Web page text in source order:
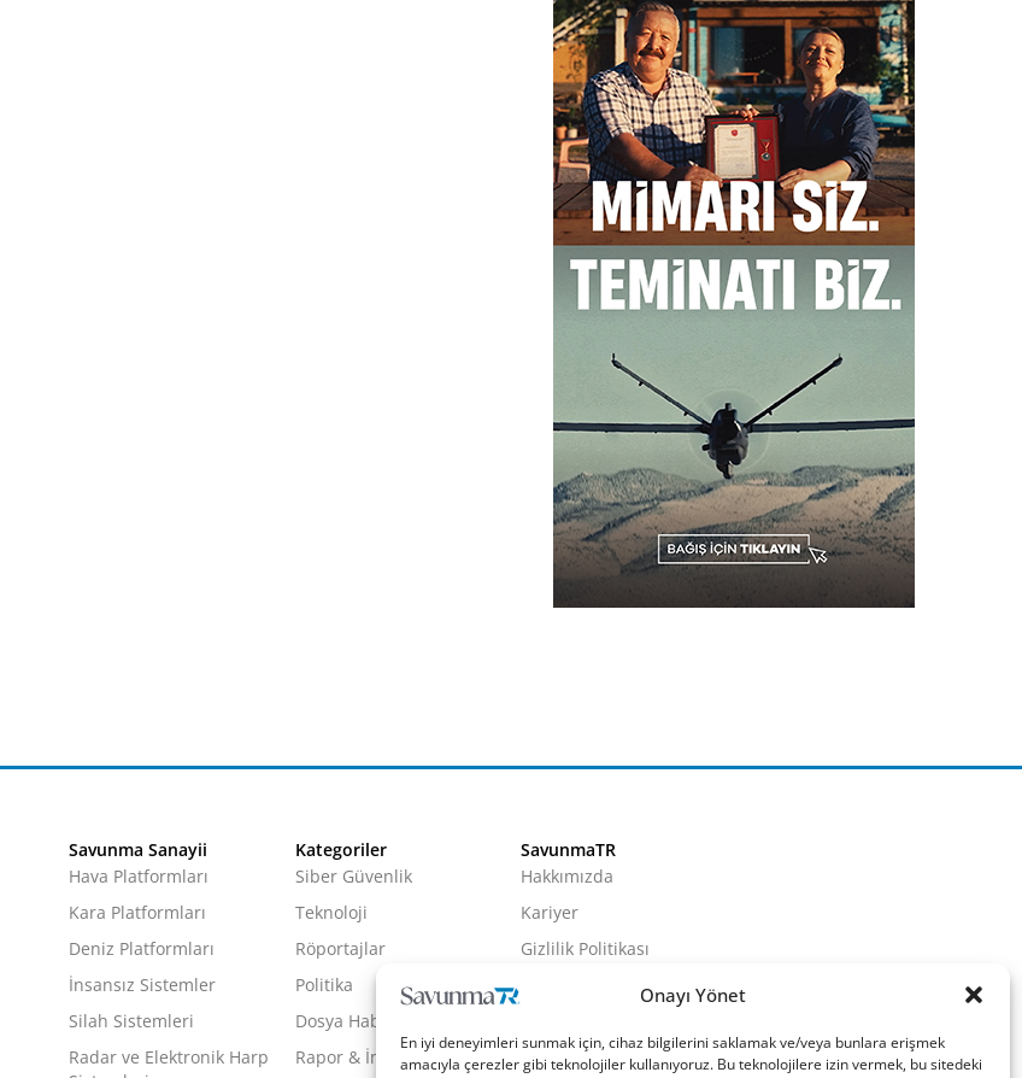
Onayı Yönet
En iyi deneyimleri sunmak için, cihaz bilgilerini saklamak ve/veya bunlara erişmek
amacıyla çerezler gibi teknolojiler kullanıyoruz. Bu teknolojilere izin vermek, bu sitedeki
Savunma Sanayii
Hava Platformları
Kara Platformları
Deniz Platformları
İnsansız Sistemler
Silah Sistemleri
Radar ve Elektronik Harp
Kategoriler
Siber Güvenlik
Teknoloji
Röportajlar
Politika
Dosya Haber
Rapor & İnfografik
SavunmaTR
Hakkımızda
Kariyer
Gizlilik Politikası